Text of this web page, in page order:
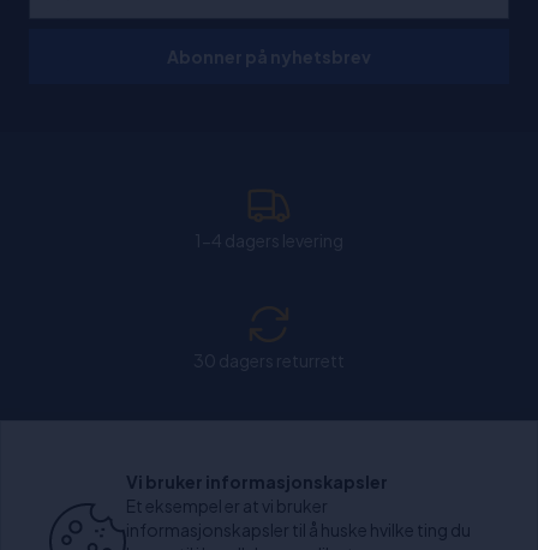
Chat: Åpen alle hverdager fra kl. 11:00-15:30.
Vi bruker informasjonskapsler
Et eksempel er at vi bruker
informasjonskapsler til å huske hvilke ting du